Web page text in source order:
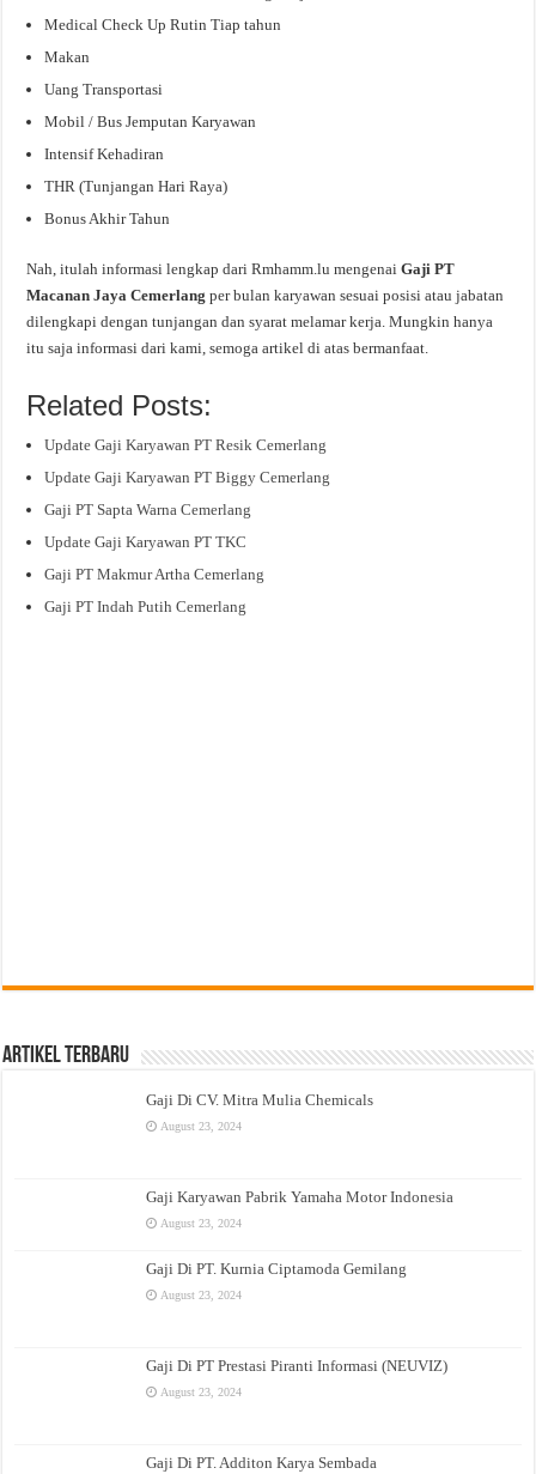
Medical Check Up Rutin Tiap tahun
Makan
Uang Transportasi
Mobil / Bus Jemputan Karyawan
Intensif Kehadiran
THR (Tunjangan Hari Raya)
Bonus Akhir Tahun
Nah, itulah informasi lengkap dari Rmhamm.lu mengenaiGaji PT
Macanan Jaya Cemerlangper bulan karyawan sesuai posisi atau jabatan
dilengkapi dengan tunjangan dan syarat melamar kerja. Mungkin hanya
itu saja informasi dari kami, semoga artikel di atas bermanfaat.
Related Posts:
Update Gaji Karyawan PT Resik Cemerlang
Update Gaji Karyawan PT Biggy Cemerlang
Gaji PT Sapta Warna Cemerlang
Update Gaji Karyawan PT TKC
Gaji PT Makmur Artha Cemerlang
Gaji PT Indah Putih Cemerlang
Artikel Terbaru
Gaji Di CV. Mitra Mulia Chemicals
August 23, 2024
Gaji Karyawan Pabrik Yamaha Motor Indonesia
August 23, 2024
Gaji Di PT. Kurnia Ciptamoda Gemilang
August 23, 2024
Gaji Di PT Prestasi Piranti Informasi (NEUVIZ)
August 23, 2024
Gaji Di PT. Additon Karya Sembada